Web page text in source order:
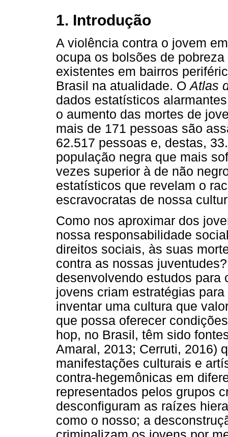
1. Introdução
A violência contra o jovem
ocupa os bolsões de
existentes em bairros
Brasil na atualidade. OAtlas
dados estatísticos
o aumento das mortes de
mais de 171 pessoas são
62.517 pessoas e, destas,
população negra que mais
vezes superior à de não
estatísticos que revelam o
escravocratas de nossa
Como nos aproximar dos
nossa responsabilidade
direitos sociais, às suas
contra as nossas
desenvolvendo estudos para
jovens criam estratégias
inventar uma cultura que
que possa oferecer
hop, no Brasil, têm sido
Amaral, 2013; Cerruti, 2016)
manifestações culturais e
contra-hegemônicas em
representados pelos grupos
desconfiguram as raízes
como o nosso; a